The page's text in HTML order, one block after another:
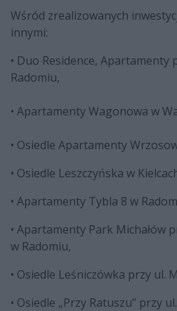
Wśród zrealizowanych
innymi:
• Duo Residence,
Radomiu,
• Apartamenty Wagonowa w
• Osiedle Apartamenty
• Osiedle Leszczyńska w
• Apartamenty Tybla 8 w
• Apartamenty Park Michałów
w Radomiu,
• Osiedle Leśniczówka przy ul.
• Osiedle „Przy Ratuszu” przy